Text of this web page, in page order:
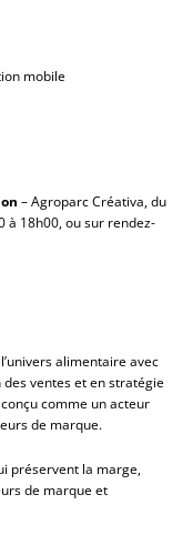
mobile
– Agroparc Créativa, du
à 18h00, ou sur rendez-
alimentaire avec
ventes et en stratégie
comme un acteur
de marque.
préservent la marge,
de marque et